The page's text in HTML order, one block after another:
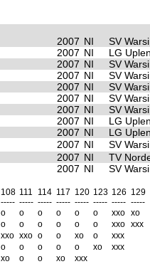
2007 NI
SV
2007 NI
LG
2007 NI
SV
2007 NI
SV
2007 NI
SV
2007 NI
SV
2007 NI
SV
2007 NI
LG
2007 NI
LG
2007 NI
SV
2007 NI
TV
2007 NI SV
108 111 114 117 120 123 126 129
----- ----- ----- ----- ----- ----- ----- -----
o o o o o o xxo xo
o o o o o o xxo xxx
xxo xxo o o xo o
xxx
o o o o o xo
xxx
xo o o xo
xxx